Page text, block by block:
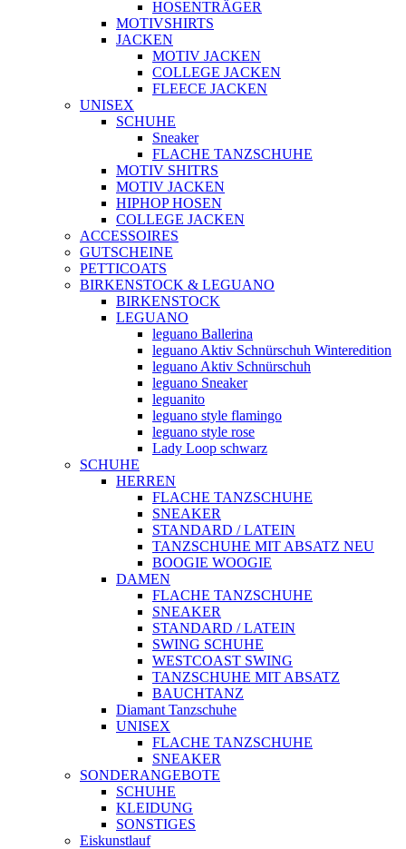
HOSENTRÄGER
MOTIVSHIRTS
JACKEN
MOTIV JACKEN
COLLEGE JACKEN
FLEECE JACKEN
UNISEX
SCHUHE
Sneaker
FLACHE TANZSCHUHE
MOTIV SHITRS
MOTIV JACKEN
HIPHOP HOSEN
COLLEGE JACKEN
ACCESSOIRES
GUTSCHEINE
PETTICOATS
BIRKENSTOCK & LEGUANO
BIRKENSTOCK
LEGUANO
leguano Ballerina
leguano Aktiv Schnürschuh Winteredition
leguano Aktiv Schnürschuh
leguano Sneaker
leguanito
leguano style flamingo
leguano style rose
Lady Loop schwarz
SCHUHE
HERREN
FLACHE TANZSCHUHE
SNEAKER
STANDARD / LATEIN
TANZSCHUHE MIT ABSATZ NEU
BOOGIE WOOGIE
DAMEN
FLACHE TANZSCHUHE
SNEAKER
STANDARD / LATEIN
SWING SCHUHE
WESTCOAST SWING
TANZSCHUHE MIT ABSATZ
BAUCHTANZ
Diamant Tanzschuhe
UNISEX
FLACHE TANZSCHUHE
SNEAKER
SONDERANGEBOTE
SCHUHE
KLEIDUNG
SONSTIGES
Eiskunstlauf